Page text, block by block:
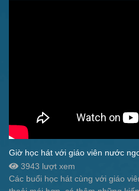
Giờ học hát với giáo viên nước
3943 lượt xem
Các buổi học hát cùng với giáo